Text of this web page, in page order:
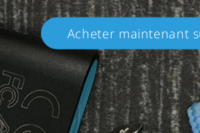
Acheter maintenant